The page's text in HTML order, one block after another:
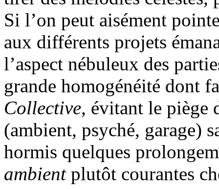
Si l’on peut aisément
aux différents projets
l’aspect nébuleux des
grande homogénéité dont
Collective, évitant le piège
(ambient, psyché, garage)
hormis quelques
ambientplutôt courantes